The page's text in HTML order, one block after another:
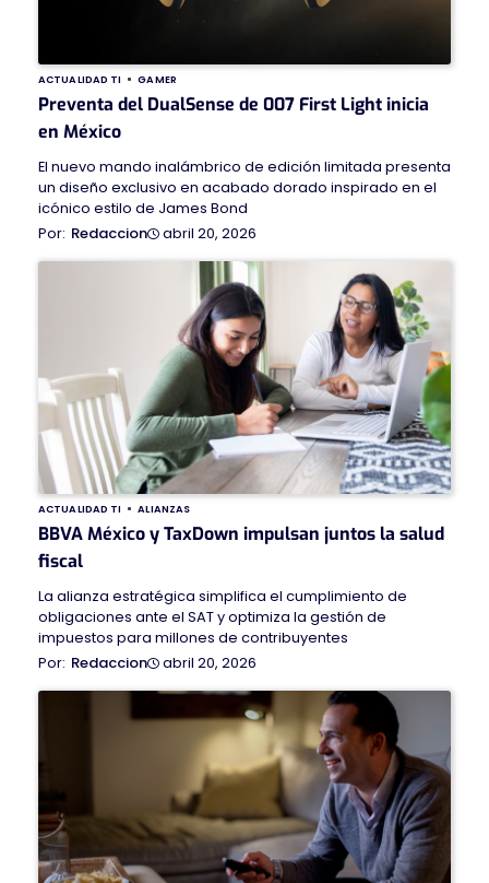
ACTUALIDAD TI GAMER
Preventa del DualSense de 007 First Light inicia
en México
El nuevo mando inalámbrico de edición limitada presenta
un diseño exclusivo en acabado dorado inspirado en el
icónico estilo de James Bond
Redaccion
abril 20, 2026
ACTUALIDAD TI ALIANZAS
BBVA México y TaxDown impulsan juntos la salud
fiscal
La alianza estratégica simplifica el cumplimiento de
obligaciones ante el SAT y optimiza la gestión de
impuestos para millones de contribuyentes
Redaccion
abril 20, 2026